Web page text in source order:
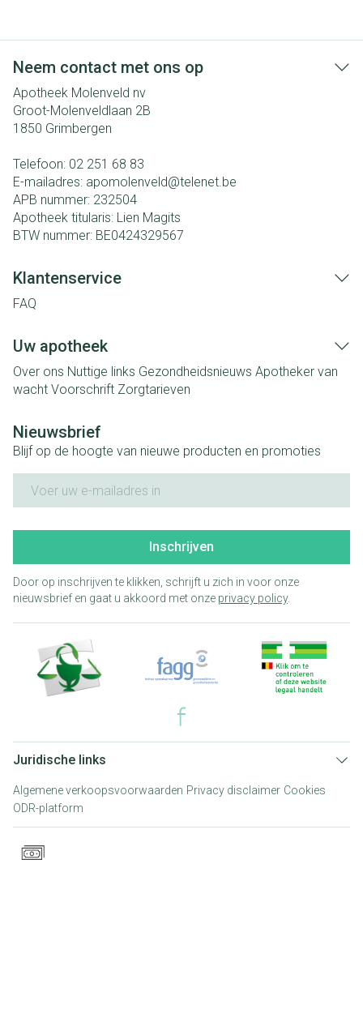
Neem contact met ons op
Apotheek Molenveld nv
Groot-Molenveldlaan 2B
1850 Grimbergen
Telefoon: 02 251 68 83
E-mailadres: apomolenveld@telenet.be
APB nummer: 232504
Apotheek titularis: Lien Magits
BTW nummer: BE0424329567
Klantenservice
FAQ
Uw apotheek
Over ons Nuttige links Gezondheidsnieuws Apotheker van
wacht Voorschrift Zorgtarieven
Nieuwsbrief
Blijf op de hoogte van nieuwe producten en promoties
Inschrijven
Door op inschrijven te klikken, schrijft u zich in voor onze
nieuwsbrief en gaat u akkoord met onze privacy policy.
Juridische links
Algemene verkoopsvoorwaarden Privacy disclaimer Cookies
ODR-platform